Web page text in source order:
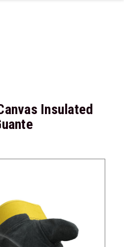
Insulated